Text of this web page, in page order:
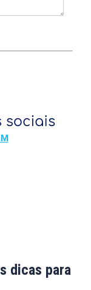
dicas para